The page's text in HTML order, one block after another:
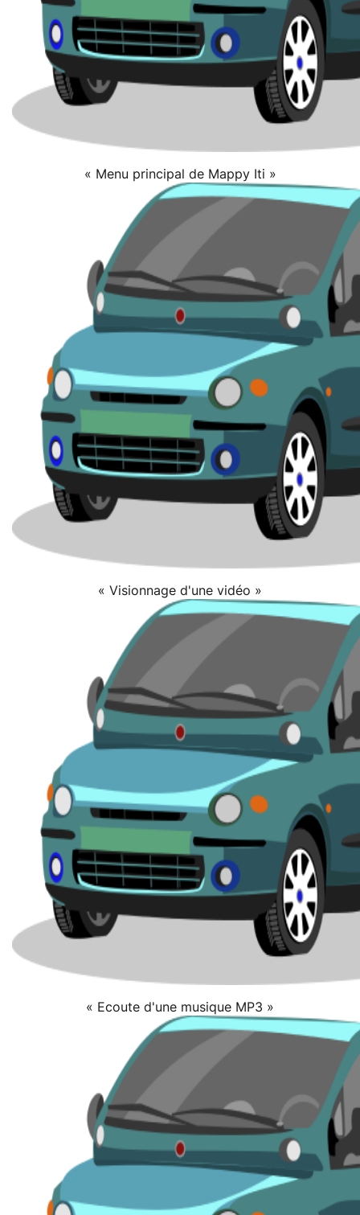
« Menu principal de Mappy Iti »
« Visionnage d'une vidéo »
« Ecoute d'une musique MP3 »